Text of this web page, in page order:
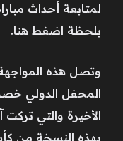
لمتابعة أحداث
بلحظة اضغط هنا.
وتصل هذه
المحفل الدولي
الأخيرة والتي تركت
بهذه النسخة من